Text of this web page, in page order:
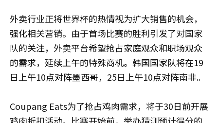
外卖行业正将世界杯的热情视为扩大销售的机会，
强化相关营销。由于首场比赛的胜利引发了对国家
队的关注，外卖平台希望抢占家庭观众和职场观众
的需求，延续上午的特殊商机。韩国国家队将在19
日上午10点对阵墨西哥，25日上午10点对阵南非。
Coupang Eats为了抢占鸡肉需求，将于30日前开展
鸡肉折扣活动。比赛开始前，举办猜测预计得分的